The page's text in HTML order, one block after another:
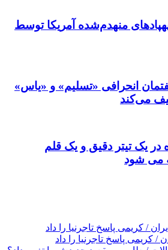
منهدم‌شده آمریکا توسط
انحرافی «تسلیم» و «یاس»
می‌کند
در یک تیتر دقیق و یک قلم
می شود
/ کریمی پاسخ تاجرنیا را داد